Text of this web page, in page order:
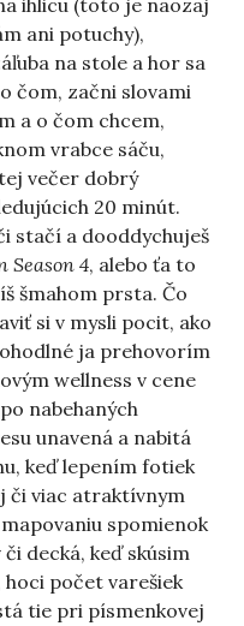
ihlicu (toto je naozaj
ani potuchy),
na stole a hor sa
čom, začni slovami
a o čom chcem,
vrabce sáču,
večer dobrý
20 minút.
stačí a dooddychuješ
Season 4, alebo ťa to
šmahom prsta. Čo
si v mysli pocit, ako
ja prehovorím
wellness v cene
nabehaných
unavená a nabitá
keď lepením fotiek
či viac atraktívnym
spomienok
decká, keď skúsim
počet varešiek
tie pri písmenkovej